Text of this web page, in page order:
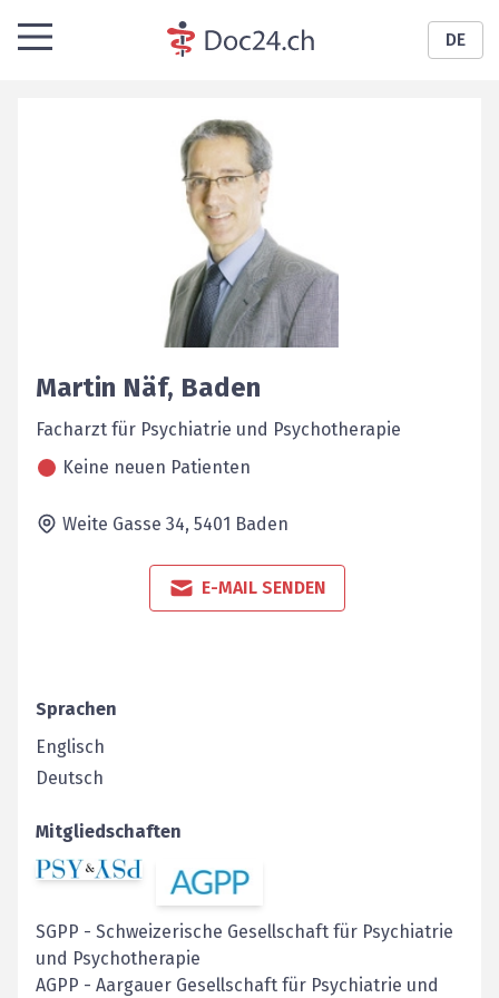
DE
Martin Näf, Baden
Facharzt für Psychiatrie und Psychotherapie
Keine neuen Patienten
Weite Gasse 34, 5401 Baden
E-MAIL SENDEN
Sprachen
Englisch
Deutsch
Mitgliedschaften
SGPP - Schweizerische Gesellschaft für Psychiatrie
und Psychotherapie
AGPP - Aargauer Gesellschaft für Psychiatrie und